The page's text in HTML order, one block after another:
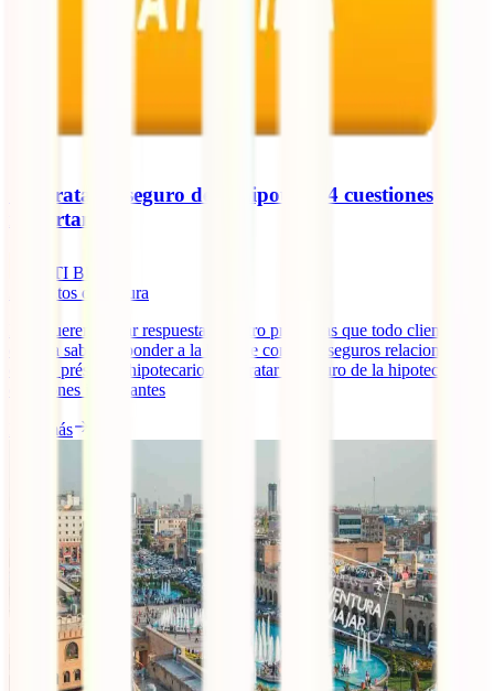
Contratar el seguro de la hipoteca: 4 cuestiones
importantes
IATI Blog
minutos de lectura
Hoy queremos dar respuesta a cuatro preguntas que todo cliente
debería saber responder a la hora de contratar seguros relacionados
con un préstamo hipotecario. Contratar el seguro de la hipoteca: 4
cuestiones importantes
Leer más